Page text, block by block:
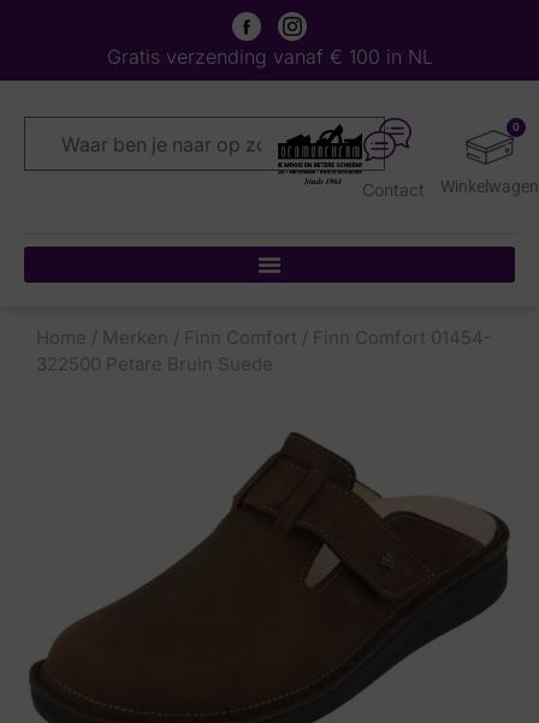
Gratis verzending vanaf € 100 in NL
0
Contact
Home / Merken / Finn Comfort / Finn Comfort 01454-
322500 Petare Bruin Suede